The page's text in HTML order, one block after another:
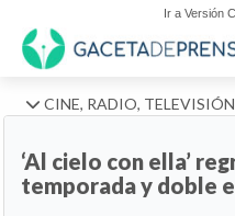
Ir a Versión
CINE, RADIO,
‘Al cielo con ella’
temporada y doble